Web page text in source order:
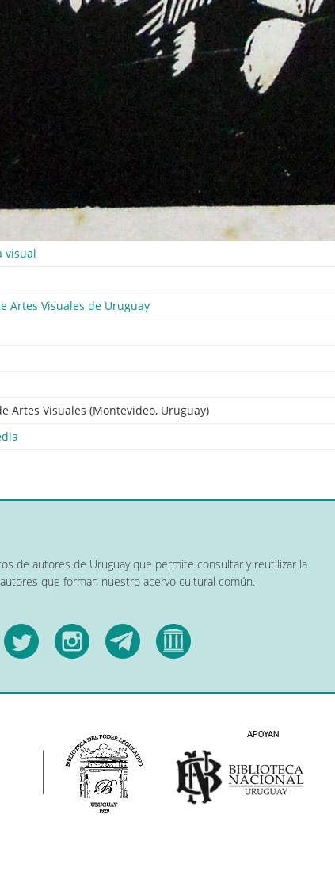
visual
Artes Visuales de Uruguay
Artes Visuales (Montevideo, Uruguay)
de autores de Uruguay que permite consultar y reutilizar la
que forman nuestro acervo cultural común.